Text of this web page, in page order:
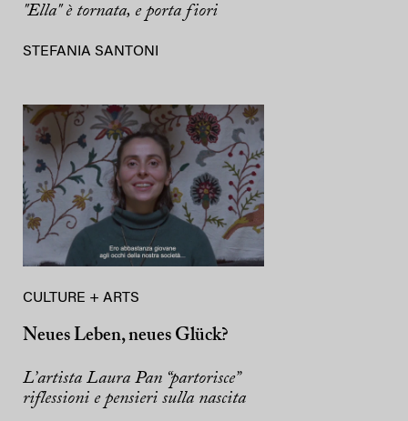
"Ella" è tornata, e porta fiori
STEFANIA SANTONI
CULTURE + ARTS
Neues Leben, neues Glück?
L’artista Laura Pan “partorisce”
riflessioni e pensieri sulla nascita